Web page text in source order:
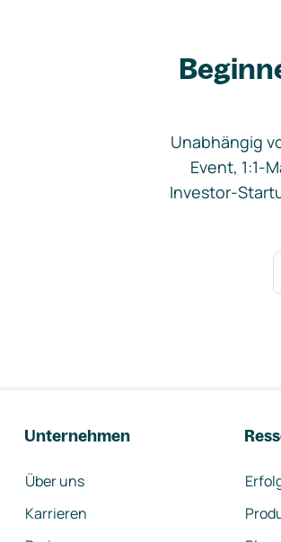
Unabhängig
Event, 1:1-
Investor-
Unternehmen
Über uns
Karrieren